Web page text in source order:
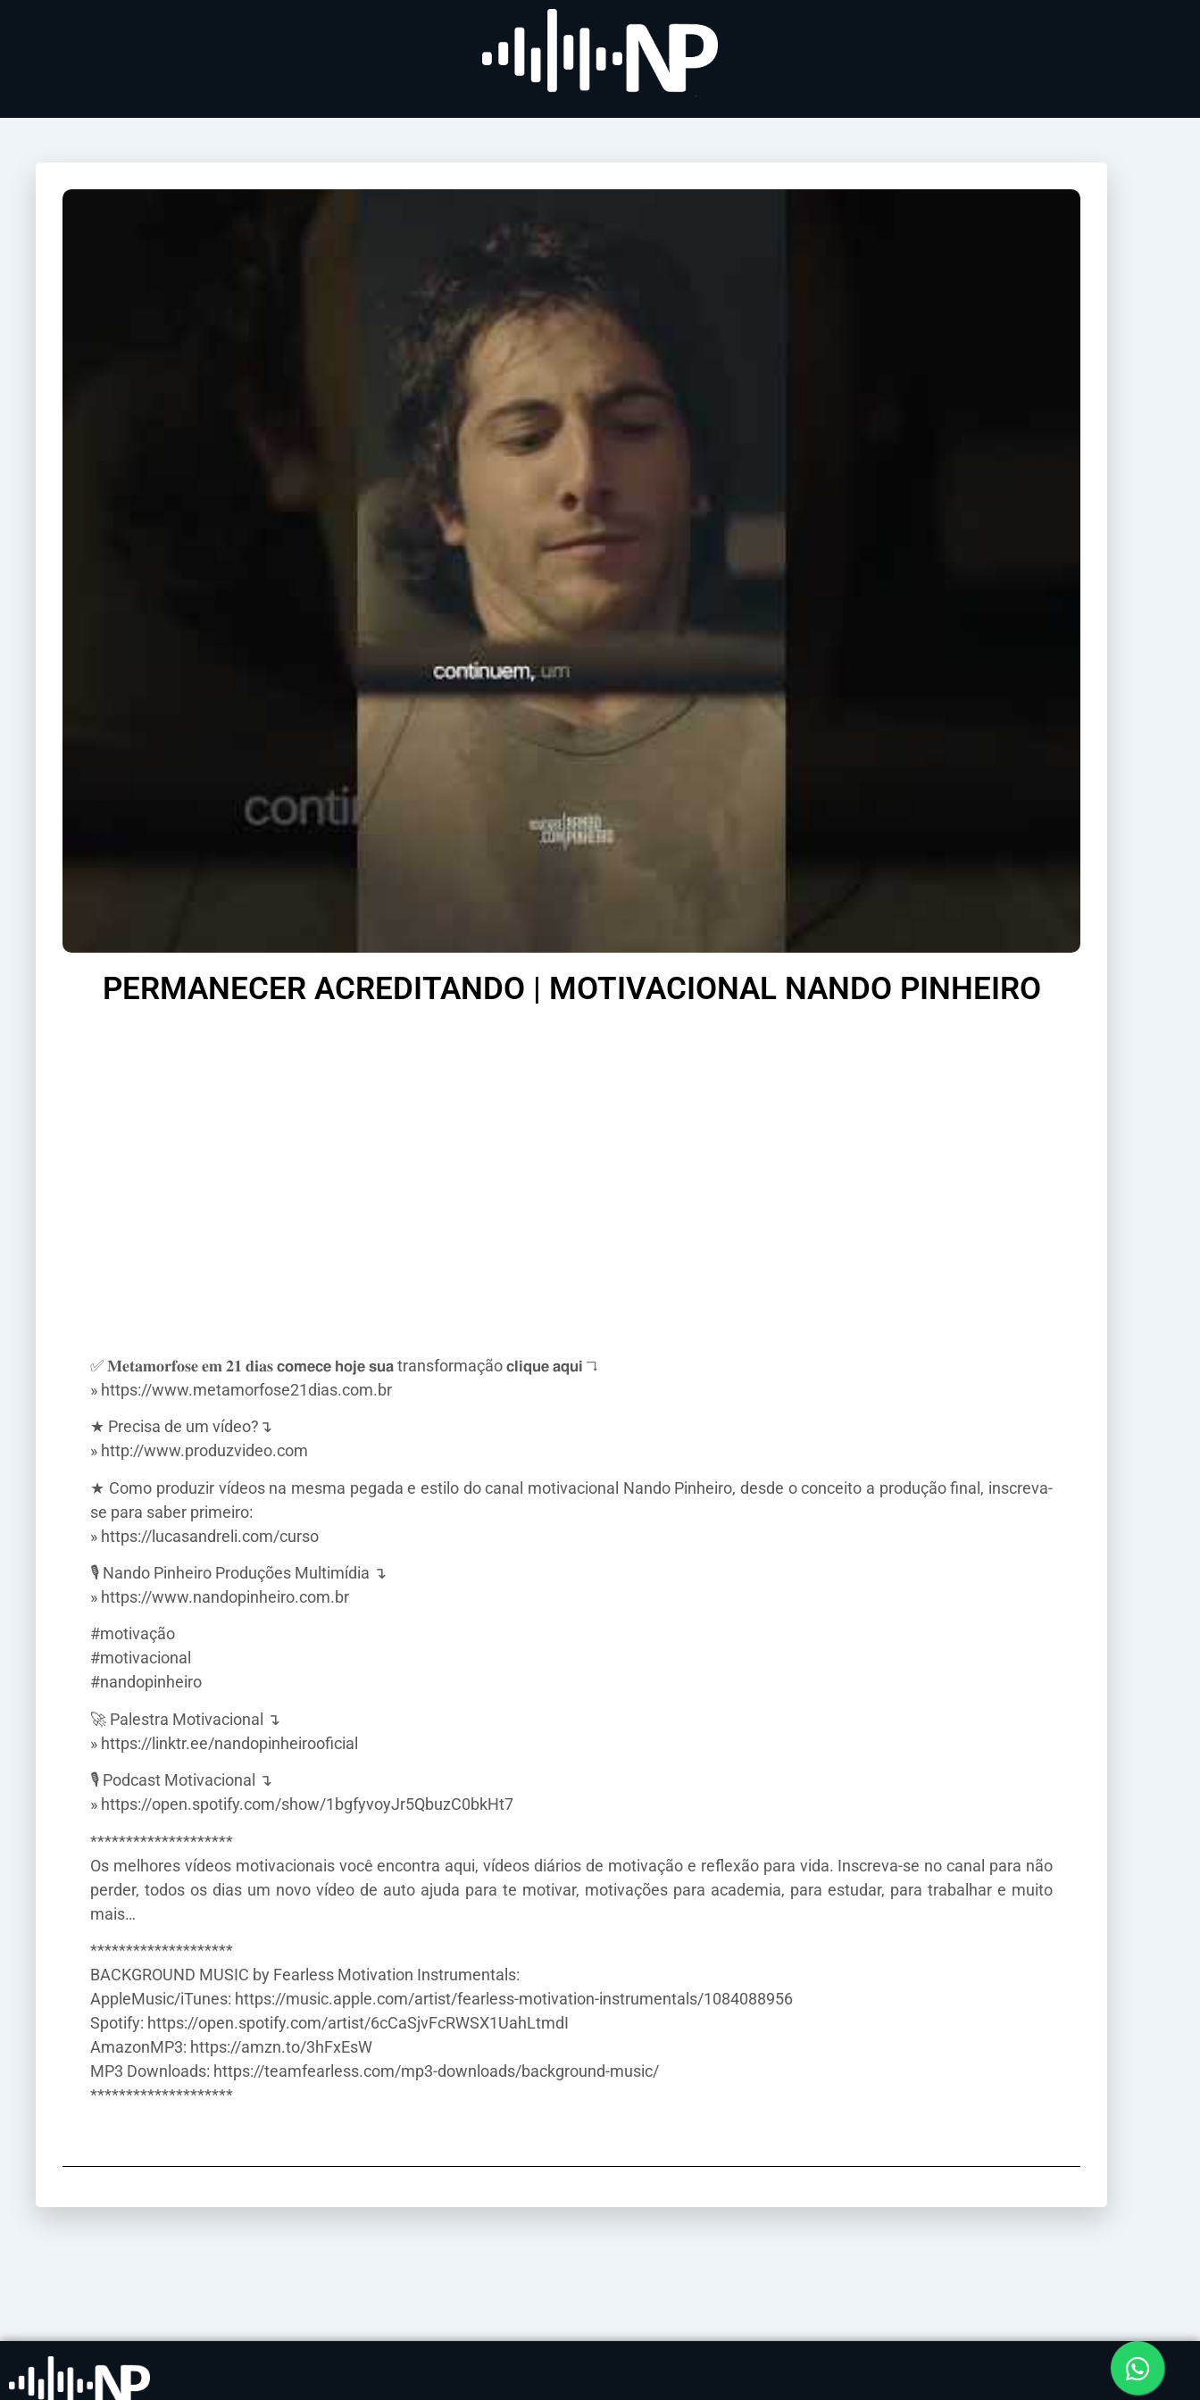
PERMANECER ACREDITANDO | MOTIVACIONAL NANDO PINHEIRO
✅ 𝐌𝐞𝐭𝐚𝐦𝐨𝐫𝐟𝐨𝐬𝐞 𝐞𝐦 𝟐𝟏 𝐝𝐢𝐚𝐬 𝗰𝗼𝗺𝗲𝗰𝗲 𝗵𝗼𝗷𝗲 𝘀𝘂𝗮 transformação 𝗰𝗹𝗶𝗾𝘂𝗲 𝗮𝗾𝘂𝗶 ↴
» https://www.metamorfose21dias.com.br
★ Precisa de um vídeo?↴
» http://www.produzvideo.com
★ Como produzir vídeos na mesma pegada e estilo do canal motivacional Nando Pinheiro, desde o conceito a produção final, inscreva-
se para saber primeiro:
» https://lucasandreli.com/curso
🎙️ Nando Pinheiro Produções Multimídia ↴
» https://www.nandopinheiro.com.br
#motivação
#motivacional
#nandopinheiro
🚀 Palestra Motivacional ↴
» https://linktr.ee/nandopinheirooficial
🎙️ Podcast Motivacional ↴
» https://open.spotify.com/show/1bgfyvoyJr5QbuzC0bkHt7
********************
Os melhores vídeos motivacionais você encontra aqui, vídeos diários de motivação e reflexão para vida. Inscreva-se no canal para não
perder, todos os dias um novo vídeo de auto ajuda para te motivar, motivações para academia, para estudar, para trabalhar e muito
mais…
********************
BACKGROUND MUSIC by Fearless Motivation Instrumentals:
AppleMusic/iTunes: https://music.apple.com/artist/fearless-motivation-instrumentals/1084088956
Spotify: https://open.spotify.com/artist/6cCaSjvFcRWSX1UahLtmdI
AmazonMP3: https://amzn.to/3hFxEsW
MP3 Downloads: https://teamfearless.com/mp3-downloads/background-music/
********************